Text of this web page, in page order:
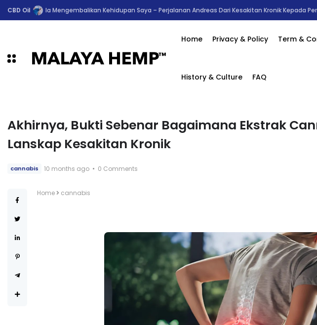
Gaya Hidup Sihat Biji Hemp Yang Dikupas - Hemp Hearts : Panduan Nutrisi dan Manfaat
Home Privacy & Policy Term &
History & Culture FAQ
Akhirnya, Bukti Sebenar Bagaimana Ekstrak
Lanskap Kesakitan Kronik
cannabis 10 months ago 0 Comments
Home cannabis